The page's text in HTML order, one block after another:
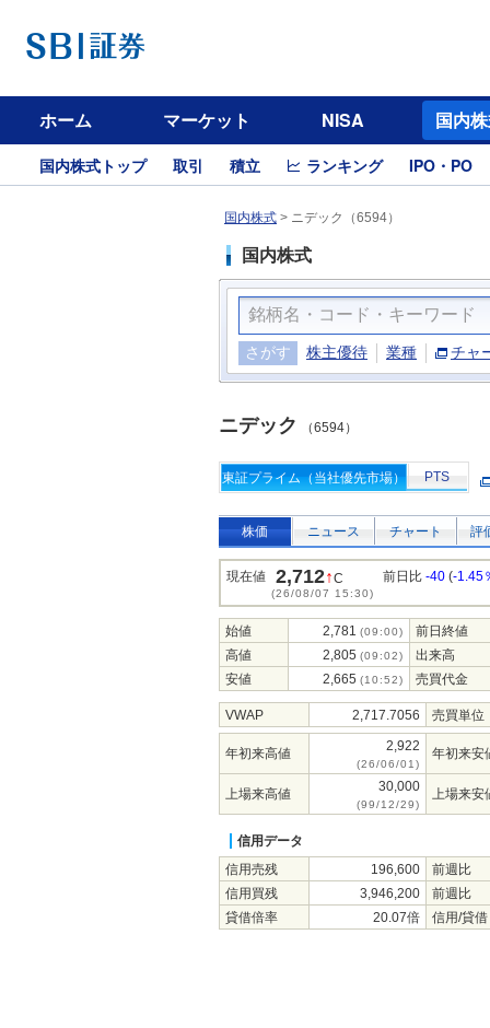
ホーム マーケット NISA 国内
国内株式トップ 取引 積立 ランキング IPO・PO
国内株式 > ニデック（6594）
国内株式
さがす 株主優待 業種 チャ
ニデック （6594）
東証プライム（当社優先市場） PTS
株価 ニュース チャート 評
現在値 2,712↑C
(26/08/07 15:30)
前日比 -40 (-1.45
始値 2,781 (09:00)
前日終値
高値
2,805 (09:02)
出来高
安値
2,665 (10:52) 売買代金
VWAP 2,717.7056 売買単位
年初来高値 2,922
(26/06/01)
年初来安
上場来高値 30,000
(99/12/29)
上場来安
信用データ
信用売残
196,600
前週比
信用買残
3,946,200
前週比
貸借倍率
20.07倍 信用/貸借